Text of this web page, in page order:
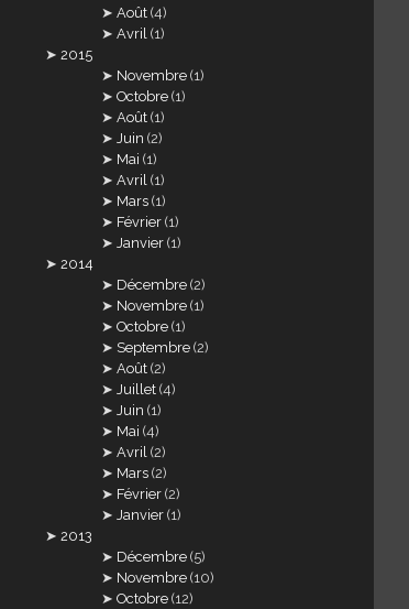
Août (4)
Avril (1)
2015
Novembre (1)
Octobre (1)
Août (1)
Juin (2)
Mai (1)
Avril (1)
Mars (1)
Février (1)
Janvier (1)
2014
Décembre (2)
Novembre (1)
Octobre (1)
Septembre (2)
Août (2)
Juillet (4)
Juin (1)
Mai (4)
Avril (2)
Mars (2)
Février (2)
Janvier (1)
2013
Décembre (5)
Novembre (10)
Octobre (12)